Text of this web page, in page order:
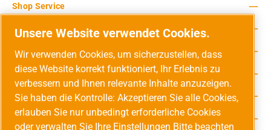
Service-Hotline
Shop Service
Rechtliche Hinweise
Unsere Vorteile
Versandarten
Zahlungsarten
Unsere Website verwendet Cookies.
Wir verwenden Cookies, um sicherzustellen, dass
diese Website korrekt funktioniert, Ihr Erlebnis zu
verbessern und Ihnen relevante Inhalte anzuzeigen.
Sie haben die Kontrolle: Akzeptieren Sie alle Cookies,
erlauben Sie nur unbedingt erforderliche Cookies
oder verwalten Sie Ihre Einstellungen Bitte beachten